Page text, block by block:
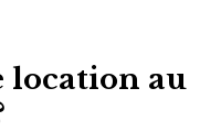
location au